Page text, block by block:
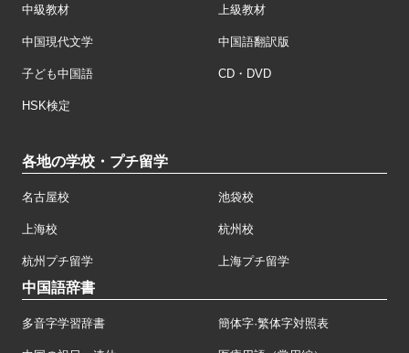
中級教材 上級教材
中国現代文学 中国語翻訳版
子ども中国語 CD・DVD
HSK検定
各地の学校・プチ留学
名古屋校 池袋校
上海校 杭州校
杭州プチ留学 上海プチ留学
中国語辞書
多音字学習辞書 簡体字·繁体字対照表